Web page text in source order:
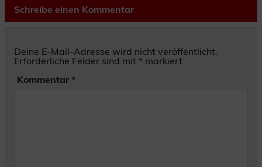
Schreibe einen Kommentar
Deine E-Mail-Adresse wird nicht veröffentlicht.
Erforderliche Felder sind mit * markiert
Kommentar *